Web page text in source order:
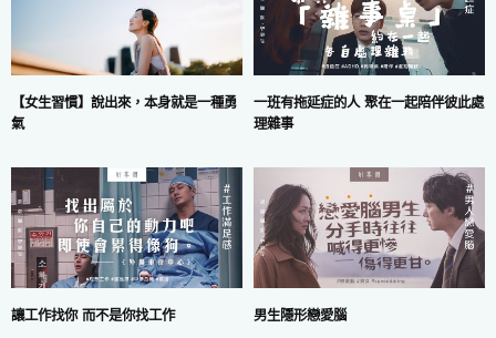
【女生習慣】說出來，本身就是一種勇
氣
一班有拖延症的人 聚在一起陪伴彼此處
理雜事
讓工作找你 而不是你找工作 男生隱形戀愛腦